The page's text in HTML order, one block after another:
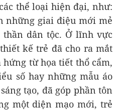
thể loại hiện đại, như:
những giai điệu mới mẻ
dân tộc. Ở lĩnh vực
kế trẻ đã cho ra mắt
hứng từ họa tiết thổ cẩm,
số hay những mẫu áo
tạo, đã góp phần tôn
một diện mạo mới, trẻ